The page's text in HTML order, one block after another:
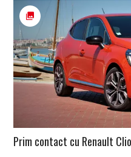
Prim contact cu Renault